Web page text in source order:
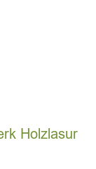
Holzlasur